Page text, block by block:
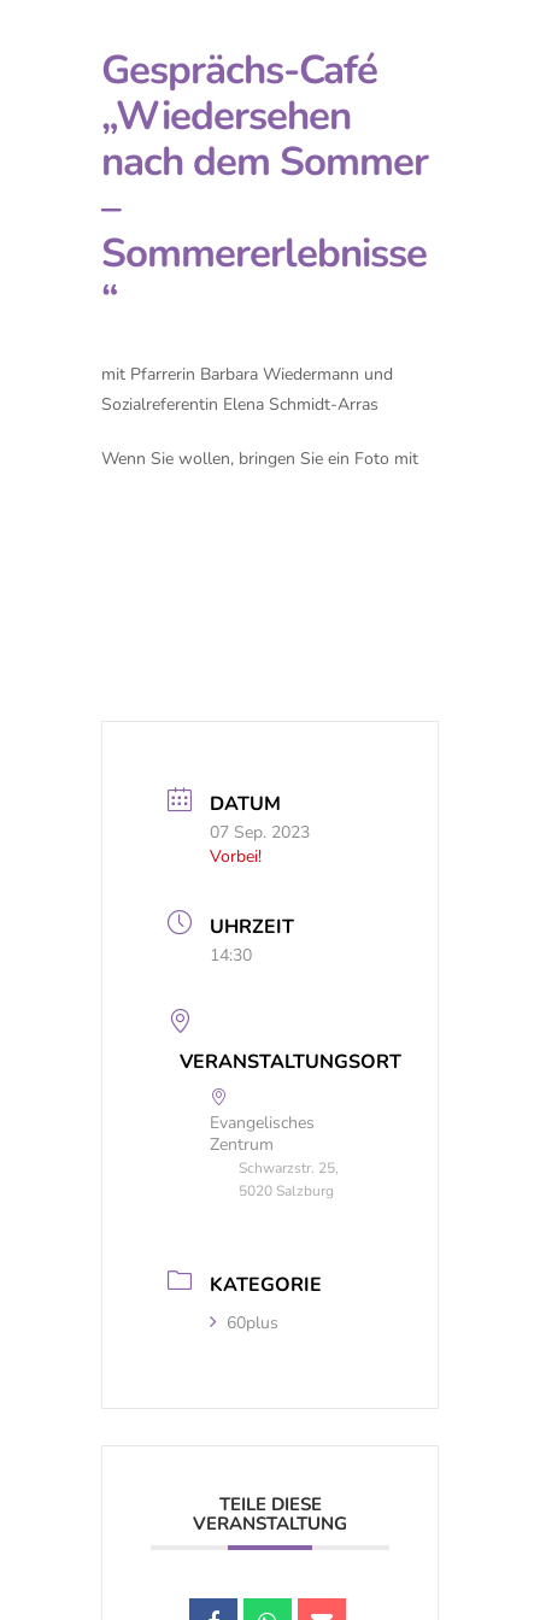
Gesprächs-Café
„Wiedersehen
nach dem Sommer
–
Sommererlebnisse
“
mit Pfarrerin Barbara Wiedermann und
Sozialreferentin Elena Schmidt-Arras
Wenn Sie wollen, bringen Sie ein Foto mit
DATUM
07 Sep. 2023
Vorbei!
UHRZEIT
14:30
VERANSTALTUNGSORT
Evangelisches
Zentrum
Schwarzstr. 25,
5020 Salzburg
KATEGORIE
60plus
TEILE DIESE
VERANSTALTUNG